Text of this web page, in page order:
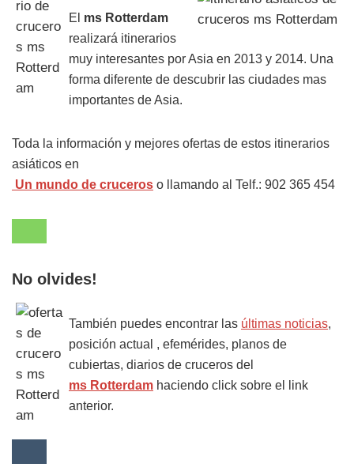
El ms Rotterdam
realizará itinerarios
muy interesantes por Asia en 2013 y 2014. Una
forma diferente de descubrir las ciudades mas
importantes de Asia.
Toda la información y mejores ofertas de estos itinerarios
asiáticos en
Un mundo de cruceros o llamando al Telf.: 902 365 454
No olvides!
También puedes encontrar las últimas noticias,
posición actual , efemérides, planos de
cubiertas, diarios de cruceros del
ms Rotterdam haciendo click sobre el link
anterior.